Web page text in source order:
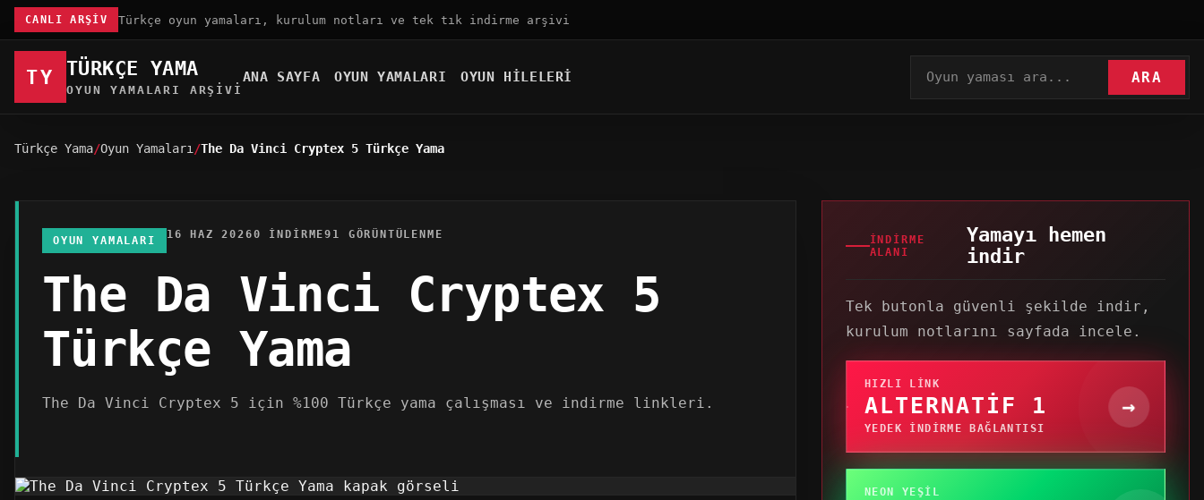
CANLI ARŞIV Türkçe oyun yamaları, kurulum notları ve tek tık indirme arşivi
TY TÜRKÇE YAMA
OYUN YAMALARI ARŞIVI
ANA SAYFA OYUN YAMALARI OYUN HILELERI ARA
Türkçe Yama Oyun Yamaları The Da Vinci Cryptex 5 Türkçe Yama
OYUN YAMALARI 16 HAZ 20260 INDIRME91 GÖRÜNTÜLENME
The Da Vinci Cryptex 5
Türkçe Yama
The Da Vinci Cryptex 5 için %100 Türkçe yama çalışması ve indirme linkleri.
İNDIRME
ALANI
Yamayı hemen
indir
Tek butonla güvenli şekilde indir,
kurulum notlarını sayfada incele.
HIZLI LINK
ALTERNATIF 1
YEDEK INDIRME BAĞLANTISI
→
NEON YEŞIL